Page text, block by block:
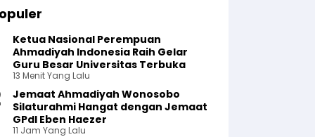
Ketua Nasional Perempuan
Ahmadiyah Indonesia Raih Gelar
Guru Besar Universitas Terbuka
13 Menit Yang Lalu
Jemaat Ahmadiyah Wonosobo
Silaturahmi Hangat dengan Jemaat
GPdI Eben Haezer
11 Jam Yang Lalu